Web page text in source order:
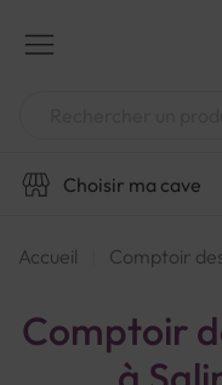
contenu
Choisir ma cave
Accueil Comptoir
Comptoir